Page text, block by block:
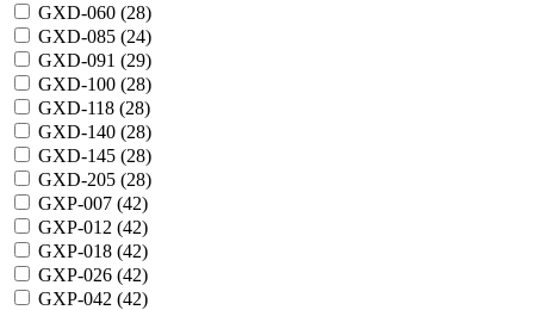
GXD-060 (28)
GXD-085 (24)
GXD-091 (29)
GXD-100 (28)
GXD-118 (28)
GXD-140 (28)
GXD-145 (28)
GXD-205 (28)
GXP-007 (42)
GXP-012 (42)
GXP-018 (42)
GXP-026 (42)
GXP-042 (42)